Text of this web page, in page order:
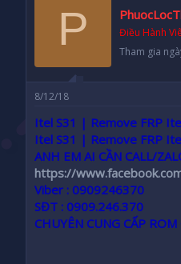
r
e
r
g
ử
i
P
Điều Hành
Tham gia
8/12/18
Itel S31 | Remove FRP
Itel S31 | Remove FRP
ANH EM AI CẦN CALL/
https://
Viber : 0909246370
SĐT : 0909.246.370
CHUYÊN CUNG CẤP